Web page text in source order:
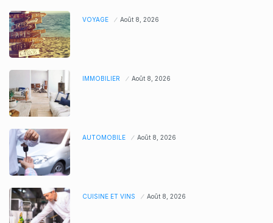
VOYAGE Août 8, 2026
IMMOBILIER Août 8, 2026
AUTOMOBILE Août 8, 2026
CUISINE ET VINS Août 8, 2026